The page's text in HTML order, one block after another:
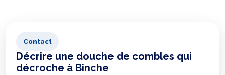
Contact
Décrire une douche de combles qui
décroche à Binche